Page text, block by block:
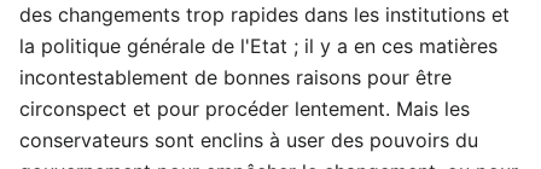
des changements trop rapides dans les institutions et
la politique générale de l'Etat ; il y a en ces matières
incontestablement de bonnes raisons pour être
circonspect et pour procéder lentement. Mais les
conservateurs sont enclins à user des pouvoirs du